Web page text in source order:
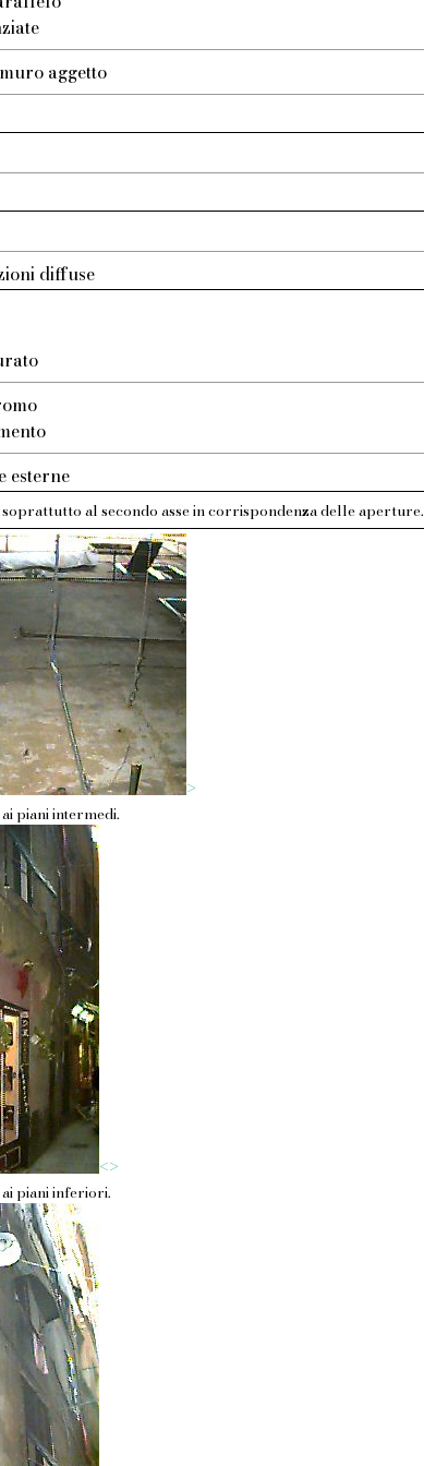
aggetto
diffuse
esterne
al secondo asse in corrispondenza delle aperture.
>
piani intermedi.
<>
ai piani inferiori.